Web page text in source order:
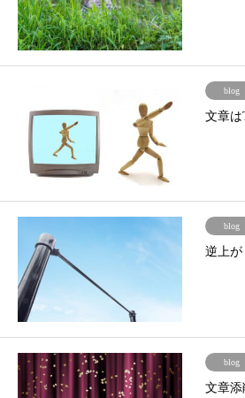
blog
文章は
blog
逆上が
blog
文章添